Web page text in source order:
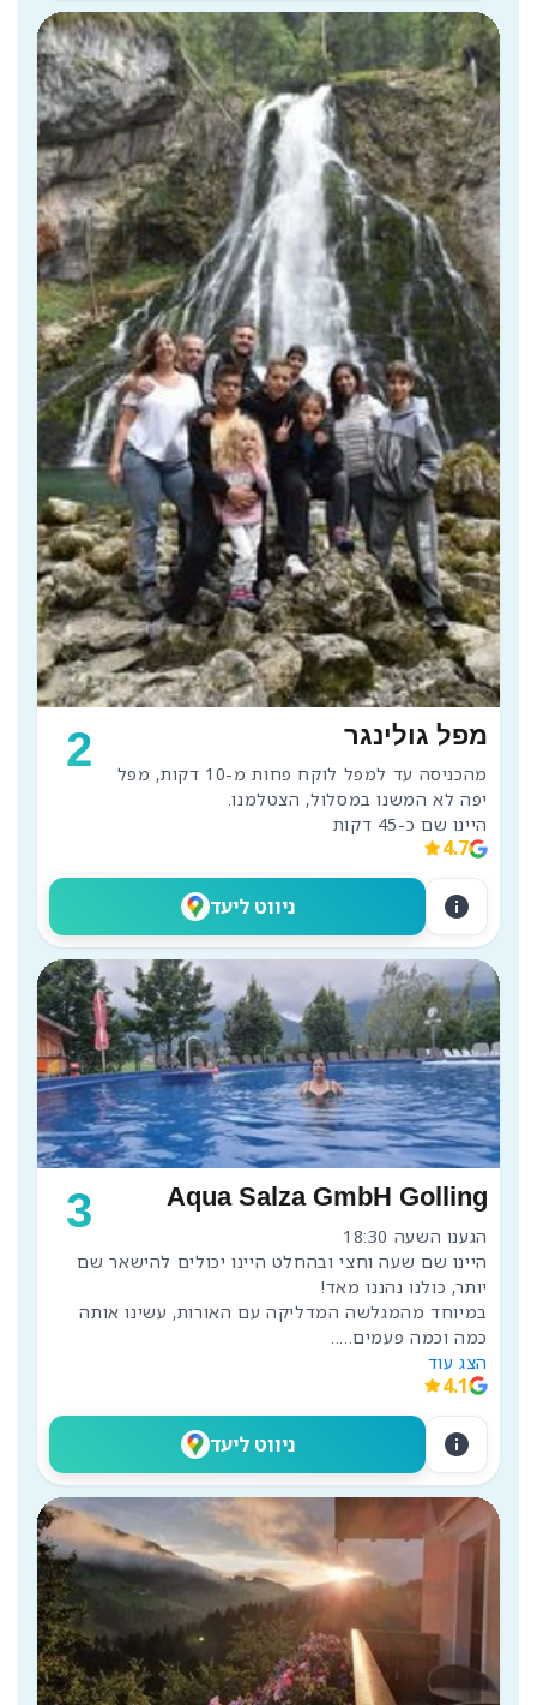
2 מפל גולינגר
היינו שם כ-45 דקות
4.7
ניווט ליעד info
3 Aqua Salza GmbH Golling
יותר, כולנו נהננו מאד!
במיוחד מהמגלשה המדליקה עם האורות, עשינו אותה
כמה וכמה פעמים..
הצג עוד
4.1
ניווט ליעד info